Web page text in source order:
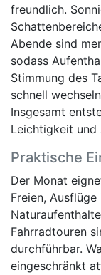
freundlich.
Abende sind
sodass
Stimmung des
schnell
Insgesamt
Leichtigkeit und
Praktische
Der Monat
Freien,
Fahrradtouren
durchführbar.
eingeschränkt